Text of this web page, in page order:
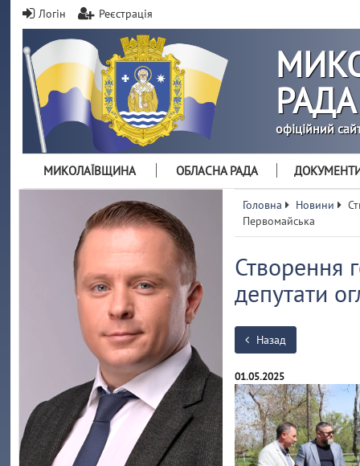
Логін Реєстрація
РАДА
офіційний
МИКОЛАЇВЩИНА ОБЛАСНА РАДА
Головна Новини
Первомайська
Створення
депутати
Назад
01.05.2025